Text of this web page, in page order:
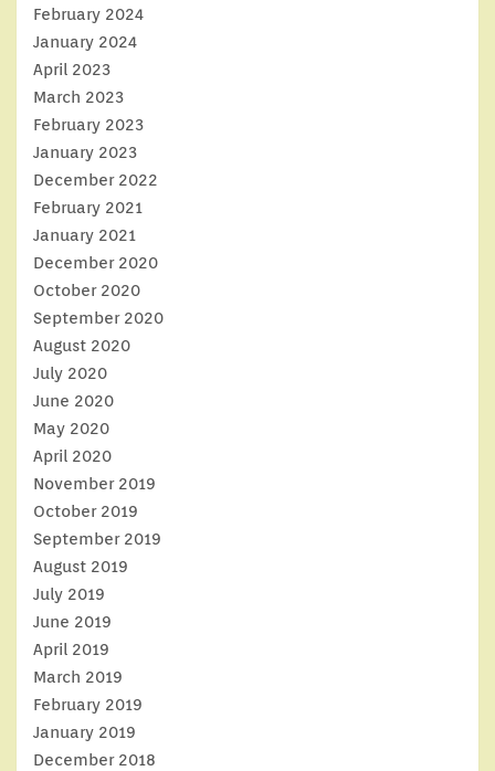
February 2024
January 2024
April 2023
March 2023
February 2023
January 2023
December 2022
February 2021
January 2021
December 2020
October 2020
September 2020
August 2020
July 2020
June 2020
May 2020
April 2020
November 2019
October 2019
September 2019
August 2019
July 2019
June 2019
April 2019
March 2019
February 2019
January 2019
December 2018